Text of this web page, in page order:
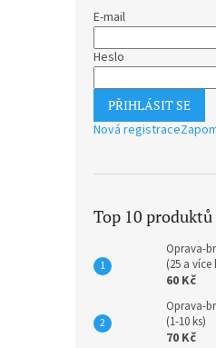
E-mail
Heslo
PŘIHLÁSIT SE
Nová registrace
Top 10 produktů
Oprava-
(25 a více
60 Kč
Oprava-
(1-10 ks)
70 Kč